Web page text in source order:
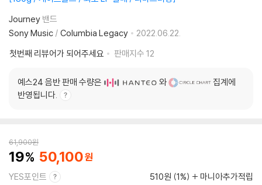
Journey 밴드
Sony Music / Columbia Legacy
2022.06.22.
첫번째 리뷰어가 되어주세요
판매지수 12
예스24 음반 판매 수량은 와
집계에
반영됩니다.
61,900원
19 50,100
YES포인트 510원 (1%) 마니아추가적립